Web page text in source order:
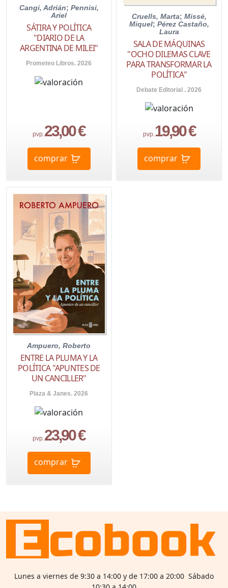
Cangi, Adrián; Pennisi,
Ariel
SÁTIRA Y POLÍTICA
"DIARIO DE LA
ARGENTINA DE MILEI"
Prometeo Libros. 2026
pvp.23,00 €
comprar
Cruells, Marta; Missé,
Miquel; Pérez Castaño,
Laura
SALA DE MÁQUINAS
"OCHO DILEMAS CLAVE
PARA TRANSFORMAR LA
POLÍTICA"
Debate Editorial . 2026
pvp.19,90 €
comprar
Ampuero, Roberto
ENTRE LA PLUMA Y LA
POLÍTICA "APUNTES DE
UN CANCILLER"
Plaza & Janes. 2026
pvp.23,90 €
comprar
Lunes a viernes de 9:30 a 14:00 y de 17:00 a 20:00 Sábado